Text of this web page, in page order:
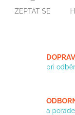
ZEPTAT SE
pri
a